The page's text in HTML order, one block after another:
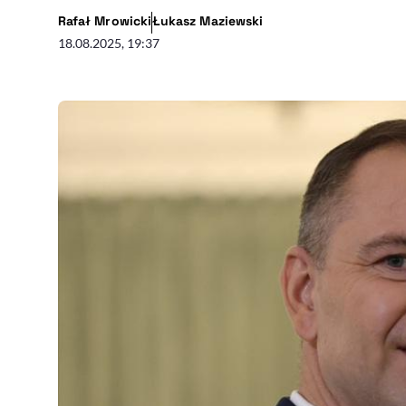
Rafał Mrowicki- autor artykułu - profil
Łukasz Maziewski
18.08.2025, 19:37